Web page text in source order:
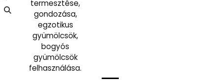
termesztése,
gondozása,
egzotikus
gyümölcsök,
bogyós
gyümölcsök
felhasználása.